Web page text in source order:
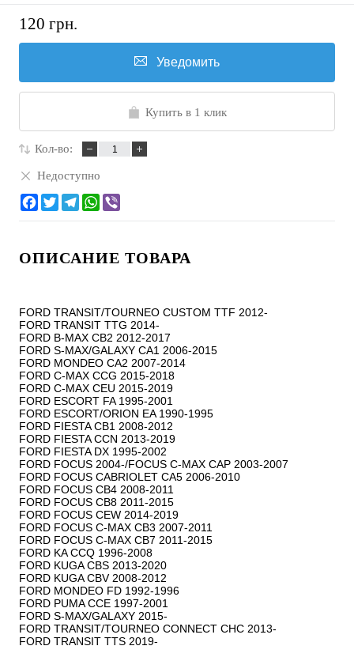
120 грн.
Уведомить
Купить в 1 клик
Кол-во:
Недоступно
ОПИСАНИЕ ТОВАРА
FORD TRANSIT/TOURNEO CUSTOM TTF 2012-
FORD TRANSIT TTG 2014-
FORD B-MAX CB2 2012-2017
FORD S-MAX/GALAXY CA1 2006-2015
FORD MONDEO CA2 2007-2014
FORD C-MAX CCG 2015-2018
FORD C-MAX CEU 2015-2019
FORD ESCORT FA 1995-2001
FORD ESCORT/ORION EA 1990-1995
FORD FIESTA CB1 2008-2012
FORD FIESTA CCN 2013-2019
FORD FIESTA DX 1995-2002
FORD FOCUS 2004-/FOCUS C-MAX CAP 2003-2007
FORD FOCUS CABRIOLET CA5 2006-2010
FORD FOCUS CB4 2008-2011
FORD FOCUS CB8 2011-2015
FORD FOCUS CEW 2014-2019
FORD FOCUS C-MAX CB3 2007-2011
FORD FOCUS C-MAX CB7 2011-2015
FORD KA CCQ 1996-2008
FORD KUGA CBS 2013-2020
FORD KUGA CBV 2008-2012
FORD MONDEO FD 1992-1996
FORD PUMA CCE 1997-2001
FORD S-MAX/GALAXY 2015-
FORD TRANSIT/TOURNEO CONNECT CHC 2013-
FORD TRANSIT TTS 2019-